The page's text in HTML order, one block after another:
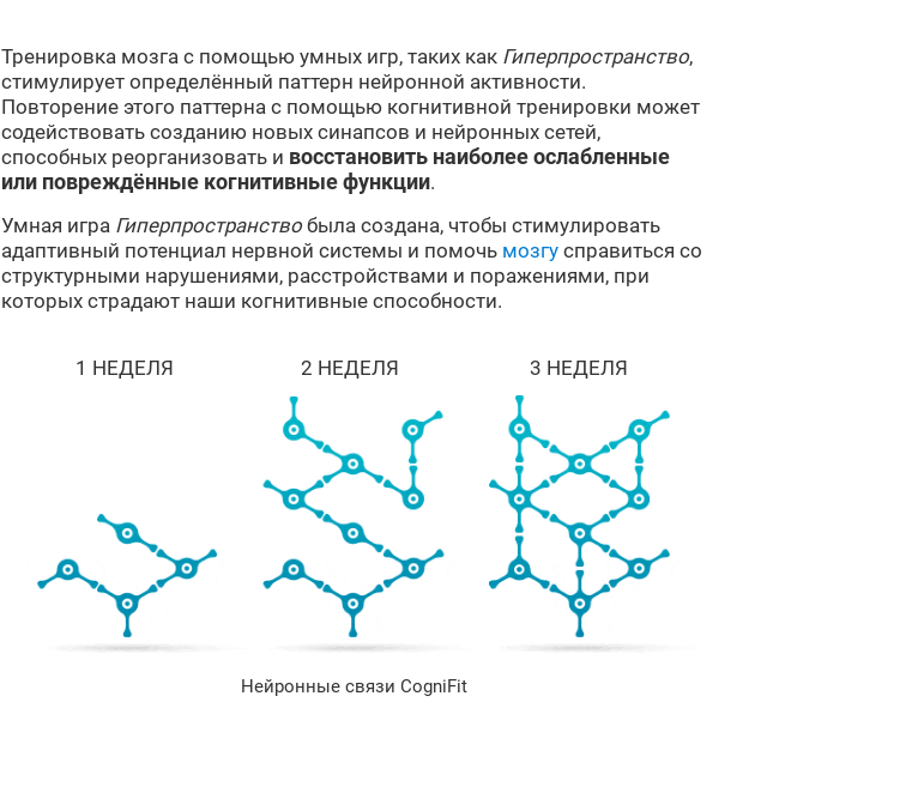
Тренировка мозга с помощью умных игр, таких как Гиперпространство,
стимулирует определённый паттерн нейронной активности.
Повторение этого паттерна с помощью когнитивной тренировки может
содействовать созданию новых синапсов и нейронных сетей,
способных реорганизовать и восстановить наиболее ослабленные
или повреждённые когнитивные функции.
Умная игра Гиперпространство была создана, чтобы стимулировать
адаптивный потенциал нервной системы и помочь мозгу справиться со
структурными нарушениями, расстройствами и поражениями, при
которых страдают наши когнитивные способности.
1 НЕДЕЛЯ 2 НЕДЕЛЯ 3 НЕДЕЛЯ
Нейронные связи CogniFit